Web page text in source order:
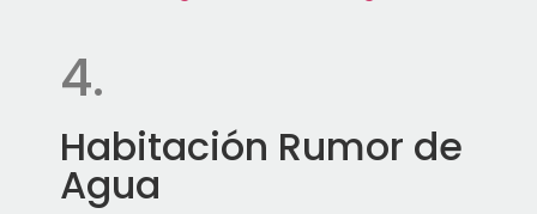
4.
Habitación Rumor de
Agua